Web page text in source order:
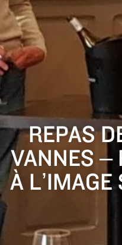
REPAS
VANNES –
À